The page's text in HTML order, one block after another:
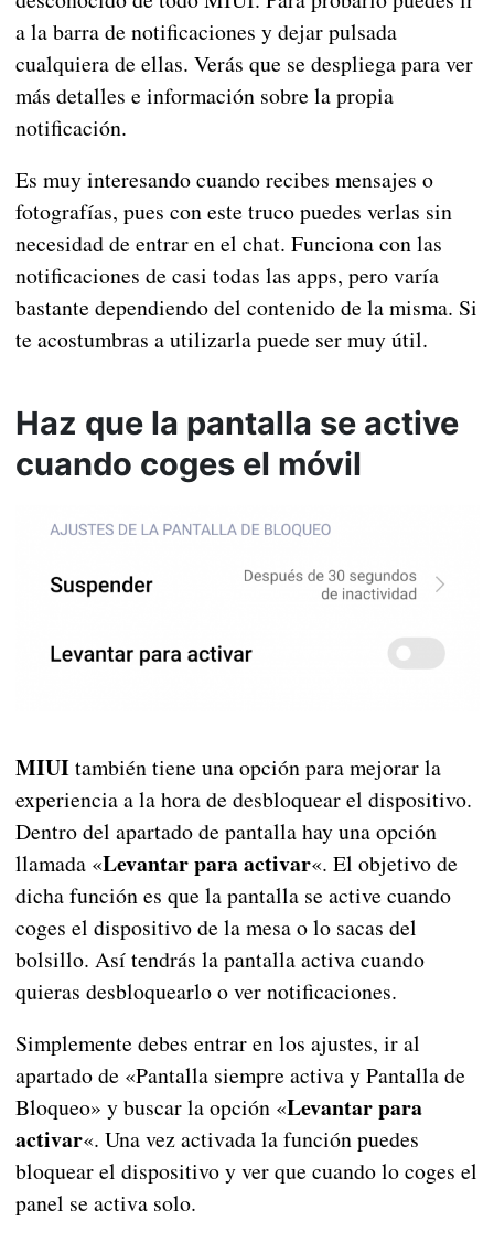
a la barra de notificaciones y dejar pulsada
cualquiera de ellas. Verás que se despliega para ver
más detalles e información sobre la propia
notificación.
Es muy interesando cuando recibes mensajes o
fotografías, pues con este truco puedes verlas sin
necesidad de entrar en el chat. Funciona con las
notificaciones de casi todas las apps, pero varía
bastante dependiendo del contenido de la misma. Si
te acostumbras a utilizarla puede ser muy útil.
Haz que la pantalla se active
cuando coges el móvil
MIUItambién tiene una opción para mejorar la
experiencia a la hora de desbloquear el dispositivo.
Dentro del apartado de pantalla hay una opción
llamada «Levantar para activar«. El objetivo de
dicha función es que la pantalla se active cuando
coges el dispositivo de la mesa o lo sacas del
bolsillo. Así tendrás la pantalla activa cuando
quieras desbloquearlo o ver notificaciones.
Simplemente debes entrar en los ajustes, ir al
apartado de «Pantalla siempre activa y Pantalla de
Bloqueo» y buscar la opción «Levantar para
activar«. Una vez activada la función puedes
bloquear el dispositivo y ver que cuando lo coges el
panel se activa solo.